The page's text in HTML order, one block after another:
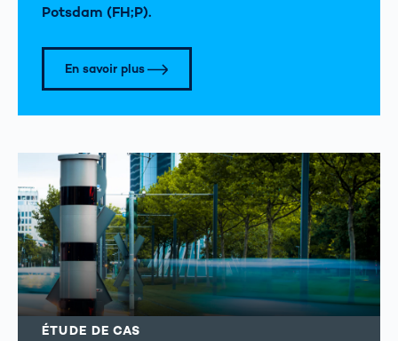
Potsdam (FH;P).
En savoir plus
ÉTUDE DE CAS